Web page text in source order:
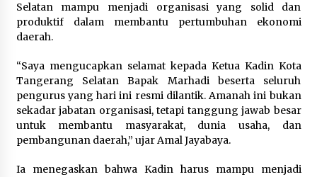
Publik Tetap Berjalan
8 Agustus 2026
12 Coklat Terbaik dan Enak di
8 Agustus 2026
Selatan mampu menjadi organisasi yang solid dan
produktif dalam membantu pertumbuhan ekonomi
daerah.
“Saya mengucapkan selamat kepada Ketua Kadin Kota
Tangerang Selatan Bapak Marhadi beserta seluruh
pengurus yang hari ini resmi dilantik. Amanah ini bukan
sekadar jabatan organisasi, tetapi tanggung jawab besar
untuk membantu masyarakat, dunia usaha, dan
pembangunan daerah,” ujar Amal Jayabaya.
Ia menegaskan bahwa Kadin harus mampu menjadi